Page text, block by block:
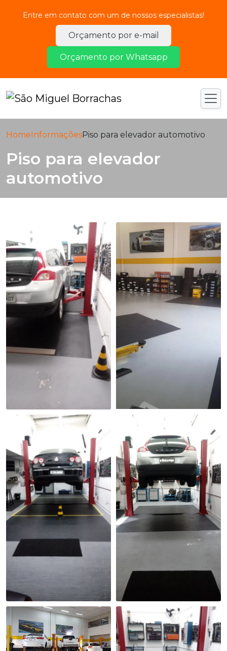
Entre em contato com um de nossos especialistas!
Orçamento por e-mail
Orçamento por Whatsapp
HomeInformaçõesPiso para elevador automotivo
Piso para elevador
automotivo